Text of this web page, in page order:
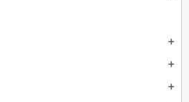
add
add
add